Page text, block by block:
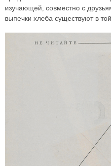
изучающей, совместно с
выпечки хлеба существуют в